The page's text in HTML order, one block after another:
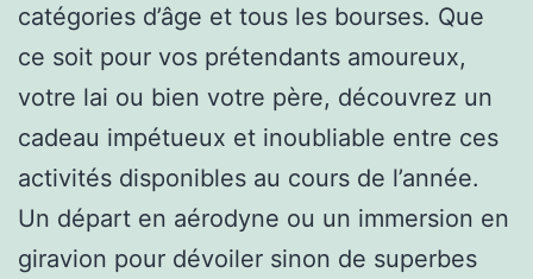
catégories d’âge et tous les bourses. Que
ce soit pour vos prétendants amoureux,
votre lai ou bien votre père, découvrez un
cadeau impétueux et inoubliable entre ces
activités disponibles au cours de l’année.
Un départ en aérodyne ou un immersion en
giravion pour dévoiler sinon de superbes